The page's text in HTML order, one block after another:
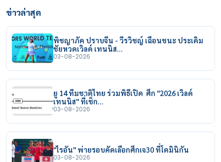
ข่าวล่าสุด
พิชญาภัค ปราบจีน - วีรวิชญ์ เฉือนชนะ ประเดิม
ชัยหวดเวิลด์ เทนนิส…
03-08-2026
ยู 14 ทีมชาติไทย ร่วมพิธีเปิด ศึก "2026 เวิลด์
เทนนิส" ที่เช็ก…
03-08-2026
"ไรอัน" พ่ายรอบคัดเลือกศึกเจ30 ที่โดมินิกัน
03-08-2026